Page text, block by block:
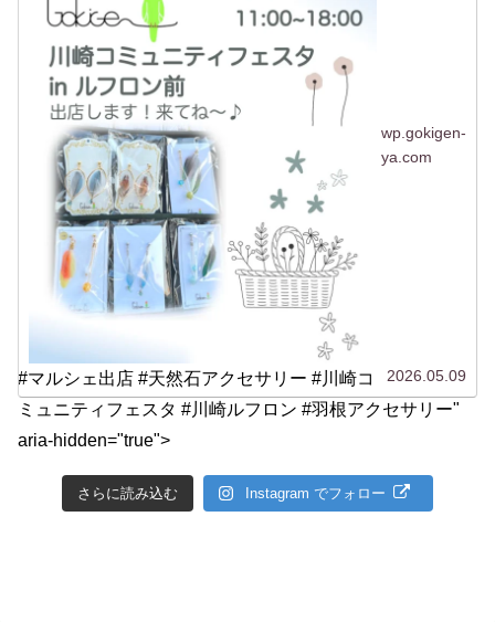
wp.gokigen-
ya.com
2026.05.09
#マルシェ出店 #天然石アクセサリー #川崎コ
ミュニティフェスタ #川崎ルフロン #羽根アクセサリー"
aria-hidden="true">
さらに読み込む Instagram でフォロー